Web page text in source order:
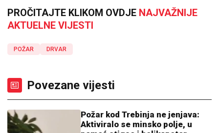
PROČITAJTE KLIKOM OVDJE NAJVAŽNIJE
AKTUELNE VIJESTI
POŽAR DRVAR
Povezane vijesti
Požar kod Trebinja ne jenjava:
Aktiviralo se minsko polje, u